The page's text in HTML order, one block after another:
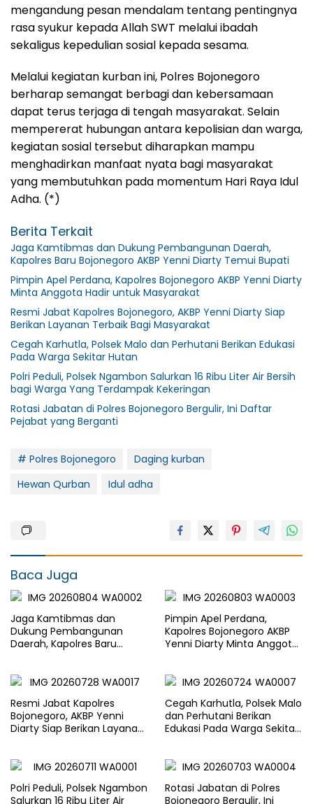
mengandung pesan mendalam tentang pentingnya
rasa syukur kepada Allah SWT melalui ibadah
sekaligus kepedulian sosial kepada sesama.
Melalui kegiatan kurban ini, Polres Bojonegoro
berharap semangat berbagi dan kebersamaan
dapat terus terjaga di tengah masyarakat. Selain
mempererat hubungan antara kepolisian dan warga,
kegiatan sosial tersebut diharapkan mampu
menghadirkan manfaat nyata bagi masyarakat
yang membutuhkan pada momentum Hari Raya Idul
Adha. (*)
Berita Terkait
Jaga Kamtibmas dan Dukung Pembangunan Daerah,
Kapolres Baru Bojonegoro AKBP Yenni Diarty Temui Bupati
Pimpin Apel Perdana, Kapolres Bojonegoro AKBP Yenni Diarty
Minta Anggota Hadir untuk Masyarakat
Resmi Jabat Kapolres Bojonegoro, AKBP Yenni Diarty Siap
Berikan Layanan Terbaik Bagi Masyarakat
Cegah Karhutla, Polsek Malo dan Perhutani Berikan Edukasi
Pada Warga Sekitar Hutan
Polri Peduli, Polsek Ngambon Salurkan 16 Ribu Liter Air Bersih
bagi Warga Yang Terdampak Kekeringan
Rotasi Jabatan di Polres Bojonegoro Bergulir, Ini Daftar
Pejabat yang Berganti
# Polres Bojonegoro
Daging kurban
Hewan Qurban
Idul adha
Baca Juga
Jaga Kamtibmas dan
Dukung Pembangunan
Daerah, Kapolres Baru
Pimpin Apel Perdana,
Kapolres Bojonegoro AKBP
Yenni Diarty Minta Anggota
Resmi Jabat Kapolres
Bojonegoro, AKBP Yenni
Diarty Siap Berikan Layanan
Cegah Karhutla, Polsek Malo
dan Perhutani Berikan
Edukasi Pada Warga Sekitar
Polri Peduli, Polsek Ngambon
Salurkan 16 Ribu Liter Air
Rotasi Jabatan di Polres
Bojonegoro Bergulir, Ini